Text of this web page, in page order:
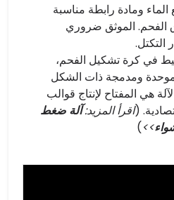
ومادة رابطة مناسبة
الموثق ضروري
في كرة تشكيل الفحم،
ومدمجة ذات الشكل
هي المفتاح لإنتاج قوالب
(اقرأ المزيد:آلة ضغط
>>
)